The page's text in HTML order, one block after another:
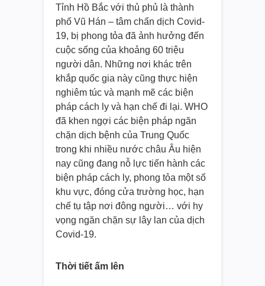
Tỉnh Hồ Bắc với thủ phủ là thành
phố Vũ Hán – tâm chấn dịch Covid-
19, bị phong tỏa đã ảnh hưởng đến
cuộc sống của khoảng 60 triệu
người dân. Những nơi khác trên
khắp quốc gia này cũng thực hiện
nghiêm túc và mạnh mẽ các biện
pháp cách ly và hạn chế đi lại. WHO
đã khen ngợi các biện pháp ngăn
chặn dịch bệnh của Trung Quốc
trong khi nhiều nước châu Âu hiện
nay cũng đang nỗ lực tiến hành các
biện pháp cách ly, phong tỏa một số
khu vực, đóng cửa trường học, hạn
chế tụ tập nơi đông người… với hy
vọng ngăn chặn sự lây lan của dịch
Covid-19.
Thời tiết ấm lên